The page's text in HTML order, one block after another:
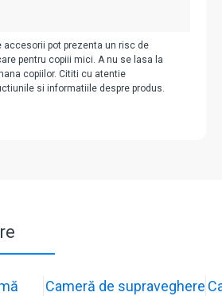
accesorii pot prezenta un risc de
pentru copiii mici. A nu se lasa la
copiilor. Cititi cu atentie
si informatiile despre produs.
Cameră de supraveghere